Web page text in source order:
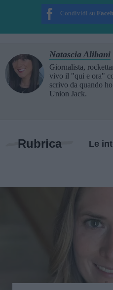
Condividi su
Natascia Alibani
Giornalista,
vivo il "qui e ora"
scrivo da quando
Union Jack.
Rubrica Le